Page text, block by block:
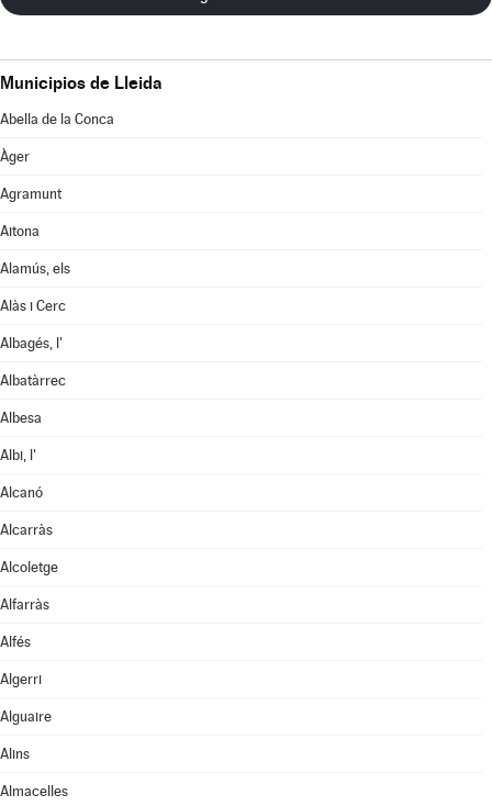
Municipios de Lleida
Abella de la Conca
Àger
Agramunt
Aitona
Alamús, els
Alàs i Cerc
Albagés, l'
Albatàrrec
Albesa
Albi, l'
Alcanó
Alcarràs
Alcoletge
Alfarràs
Alfés
Algerri
Alguaire
Alins
Almacelles